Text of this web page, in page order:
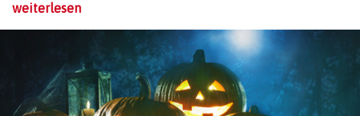
weiterlesen